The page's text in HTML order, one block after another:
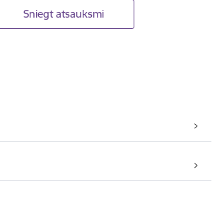
Sniegt atsauksmi